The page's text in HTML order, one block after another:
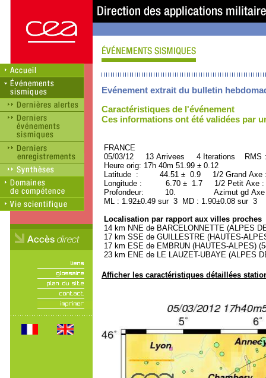
Evénement extrait du bulletin
Caractéristiques de l'événement
Ces informations ont été validées par
FRANCE ORID :
05/03/12 13 Arrivees 4 Iterations RMS
Heure orig: 17h 40m 51.99 ± 0.12
Latitude : 44.51 ± 0.9 1/2 Grand
Longitude : 6.70 ± 1.7 1/2 Petit Axe
Profondeur: 10. Azimut gd Axe :
ML : 1.92±0.49 sur 3 MD : 1.90±0.08 sur 3
Localisation par rapport aux villes proches
14 km NNE de BARCELONNETTE (ALPES
17 km SSE de GUILLESTRE (HAUTES-
17 km ESE de EMBRUN (HAUTES-ALPES)
23 km ENE de LE LAUZET-UBAYE (ALPES
Afficher les caractéristiques détaillées